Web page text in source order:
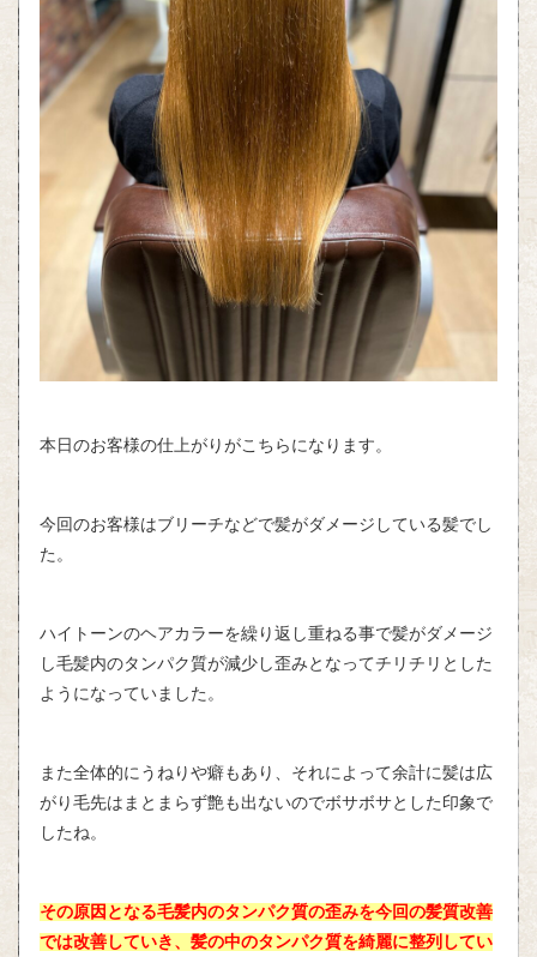
本日のお客様の仕上がりがこちらになります。
今回のお客様はブリーチなどで髪がダメージしている髪でし
た。
ハイトーンのヘアカラーを繰り返し重ねる事で髪がダメージ
し毛髪内のタンパク質が減少し歪みとなってチリチリとした
ようになっていました。
また全体的にうねりや癖もあり、それによって余計に髪は広
がり毛先はまとまらず艶も出ないのでボサボサとした印象で
したね。
その原因となる毛髪内のタンパク質の歪みを今回の髪質改善
では改善していき、髪の中のタンパク質を綺麗に整列してい